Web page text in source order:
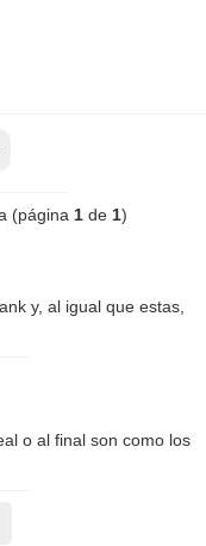
(página 1de 1)
y, al igual que estas,
o al final son como los